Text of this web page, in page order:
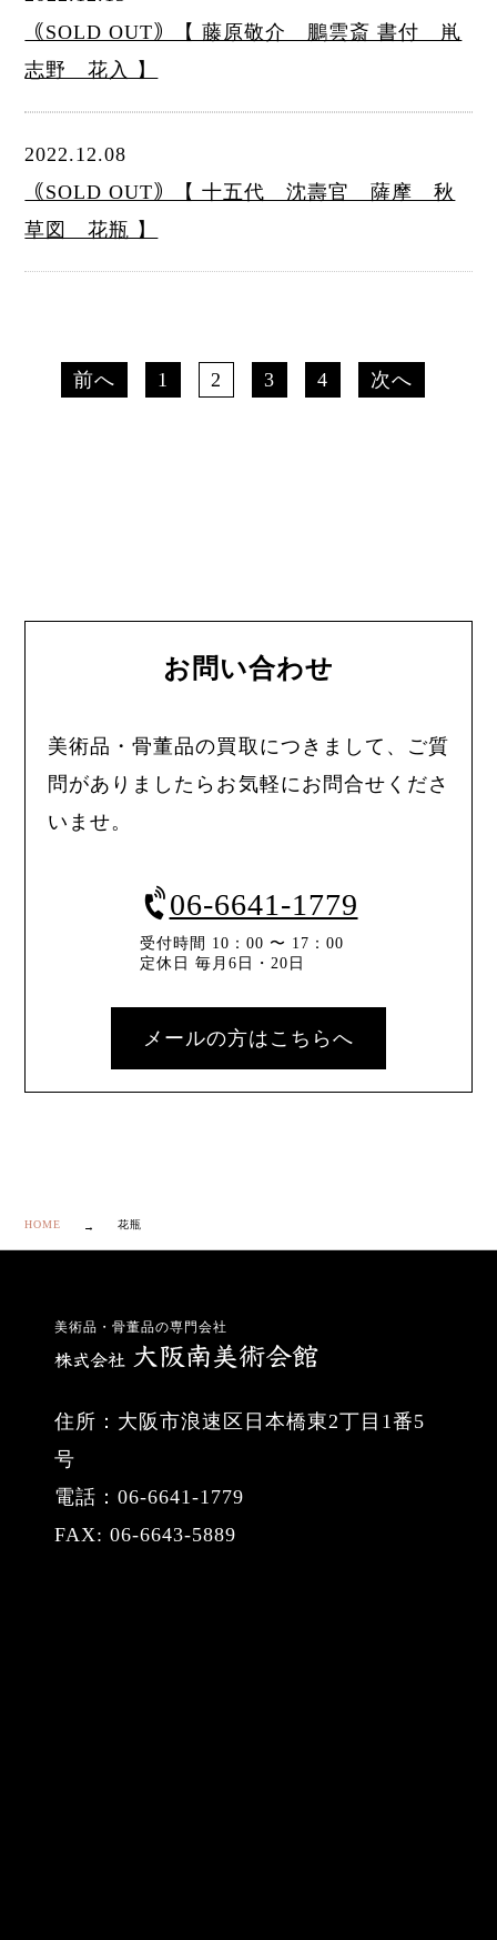
｟SOLD OUT｠【 藤原敬介 鵬雲斎 書付 鼡
志野 花入 】
2022.12.08
｟SOLD OUT｠【 十五代 沈壽官 薩摩 秋
草図 花瓶 】
前へ 1 2 3 4 次へ
お問い合わせ
美術品・骨董品の買取につきまして、ご質
問がありましたらお気軽にお問合せくださ
いませ。
06-6641-1779
受付時間 10：00 〜 17：00
定休日 毎月6日・20日
メールの方はこちらへ
HOME 花瓶
美術品・骨董品の専門会社
住所：大阪市浪速区日本橋東2丁目1番5
号
電話：06-6641-1779
FAX: 06-6643-5889